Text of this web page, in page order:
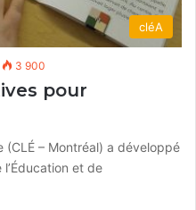
cléA
3 900
pour
(CLÉ – Montréal) a développé
et de